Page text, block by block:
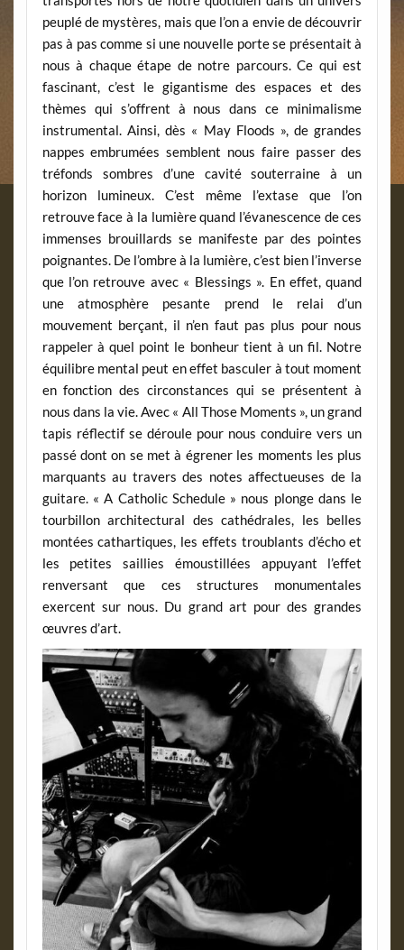
peuplé de mystères, mais que l’on a envie de découvrir
pas à pas comme si une nouvelle porte se présentait à
nous à chaque étape de notre parcours. Ce qui est
fascinant, c’est le gigantisme des espaces et des
thèmes qui s’offrent à nous dans ce minimalisme
instrumental. Ainsi, dès « May Floods », de grandes
nappes embrumées semblent nous faire passer des
tréfonds sombres d’une cavité souterraine à un
horizon lumineux. C’est même l’extase que l’on
retrouve face à la lumière quand l’évanescence de ces
immenses brouillards se manifeste par des pointes
poignantes. De l’ombre à la lumière, c’est bien l’inverse
que l’on retrouve avec « Blessings ». En effet, quand
une atmosphère pesante prend le relai d’un
mouvement berçant, il n’en faut pas plus pour nous
rappeler à quel point le bonheur tient à un fil. Notre
équilibre mental peut en effet basculer à tout moment
en fonction des circonstances qui se présentent à
nous dans la vie. Avec « All Those Moments », un grand
tapis réflectif se déroule pour nous conduire vers un
passé dont on se met à égrener les moments les plus
marquants au travers des notes affectueuses de la
guitare. « A Catholic Schedule » nous plonge dans le
tourbillon architectural des cathédrales, les belles
montées cathartiques, les effets troublants d’écho et
les petites saillies émoustillées appuyant l’effet
renversant que ces structures monumentales
exercent sur nous. Du grand art pour des grandes
œuvres d’art.